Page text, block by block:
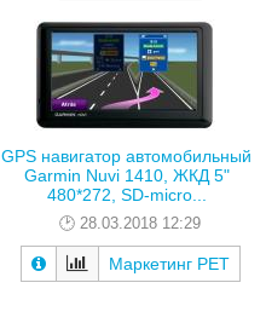
GPS навигатор автомобильный
Garmin Nuvi 1410, ЖКД 5"
480*272, SD-micro...
28.03.2018 12:29
Маркетинг РЕТ